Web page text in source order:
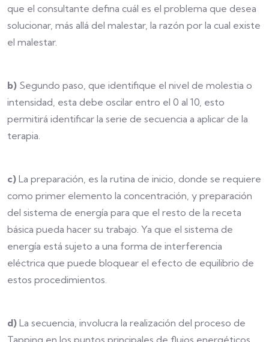
que el consultante defina cuál es el problema que desea
solucionar, más allá del malestar, la razón por la cual existe
el malestar.
b) Segundo paso, que identifique el nivel de molestia o
intensidad, esta debe oscilar entro el 0 al 10, esto
permitirá identificar la serie de secuencia a aplicar de la
terapia.
c) La preparación, es la rutina de inicio, donde se requiere
como primer elemento la concentración, y preparación
del sistema de energía para que el resto de la receta
básica pueda hacer su trabajo. Ya que el sistema de
energía está sujeto a una forma de interferencia
eléctrica que puede bloquear el efecto de equilibrio de
estos procedimientos.
d) La secuencia, involucra la realización del proceso de